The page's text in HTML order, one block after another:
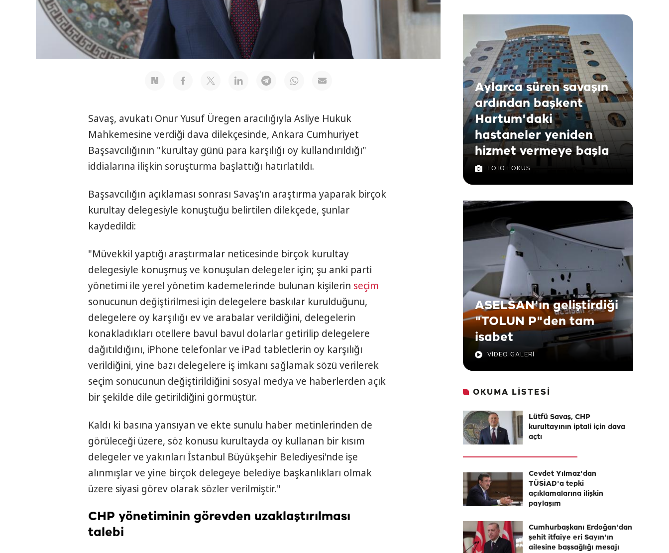
Savaş, avukatı Onur Yusuf Üregen aracılığıyla Asliye Hukuk
Mahkemesine verdiği dava dilekçesinde, Ankara Cumhuriyet
Başsavcılığının "kurultay günü para karşılığı oy kullandırıldığı"
iddialarına ilişkin soruşturma başlattığı hatırlatıldı.
Başsavcılığın açıklaması sonrası Savaş'ın araştırma yaparak birçok
kurultay delegesiyle konuştuğu belirtilen dilekçede, şunlar
kaydedildi:
"Müvekkil yaptığı araştırmalar neticesinde birçok kurultay
delegesiyle konuşmuş ve konuşulan delegeler için; şu anki parti
yönetimi ile yerel yönetim kademelerinde bulunan kişilerin seçim
sonucunun değiştirilmesi için delegelere baskılar kurulduğunu,
delegelere oy karşılığı ev ve arabalar verildiğini, delegelerin
konakladıkları otellere bavul bavul dolarlar getirilip delegelere
dağıtıldığını, iPhone telefonlar ve iPad tabletlerin oy karşılığı
verildiğini, yine bazı delegelere iş imkanı sağlamak sözü verilerek
seçim sonucunun değiştirildiğini sosyal medya ve haberlerden açık
bir şekilde dile getirildiğini görmüştür.
Kaldı ki basına yansıyan ve ekte sunulu haber metinlerinden de
görüleceği üzere, söz konusu kurultayda oy kullanan bir kısım
delegeler ve yakınları İstanbul Büyükşehir Belediyesi'nde işe
alınmışlar ve yine birçok delegeye belediye başkanlıkları olmak
üzere siyasi görev olarak sözler verilmiştir."
CHP yönetiminin görevden uzaklaştırılması
talebi
Aylarca süren savaşın
ardından başkent
Hartum'daki
hastaneler yeniden
hizmet vermeye başla
FOTO FOKUS
ASELSAN'ın geliştirdiği
"TOLUN P"den tam
isabet
VİDEO GALERİ
OKUMA LİSTESİ
Lütfü Savaş, CHP
kurultayının iptali için dava
açtı
Cevdet Yılmaz'dan
TÜSİAD'a tepki
açıklamalarına ilişkin
paylaşım
Cumhurbaşkanı Erdoğan'dan
şehit itfaiye eri Sayın'ın
ailesine başsağlığı mesajı